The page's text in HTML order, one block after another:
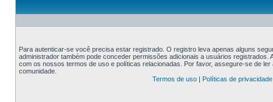
Para autenticar-se você precisa estar registrado. O registro leva apenas alguns
administrador também pode conceder permissões adicionais a usuários registrados.
com os nossos termos de uso e políticas relacionadas. Por favor, assegure-se de
comunidade.
Termos de uso | Políticas de privacidade